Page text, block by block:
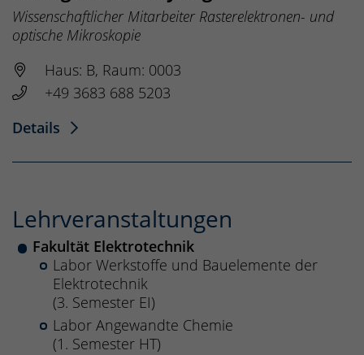
Wissenschaftlicher Mitarbeiter Rasterelektronen- und
optische Mikroskopie
Haus: B, Raum: 0003
+49 3683 688 5203
Details
Lehrveranstaltungen
Fakultät Elektrotechnik
Labor Werkstoffe und Bauelemente der
Elektrotechnik
(3. Semester EI)
Labor Angewandte Chemie
(1. Semester HT)